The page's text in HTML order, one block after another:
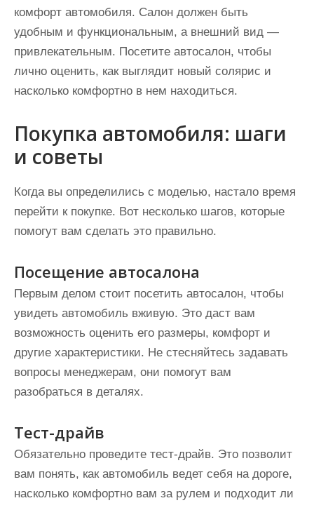
комфорт автомобиля. Салон должен быть
удобным и функциональным, а внешний вид —
привлекательным. Посетите автосалон, чтобы
лично оценить, как выглядит новый солярис и
насколько комфортно в нем находиться.
Покупка автомобиля: шаги
и советы
Когда вы определились с моделью, настало время
перейти к покупке. Вот несколько шагов, которые
помогут вам сделать это правильно.
Посещение автосалона
Первым делом стоит посетить автосалон, чтобы
увидеть автомобиль вживую. Это даст вам
возможность оценить его размеры, комфорт и
другие характеристики. Не стесняйтесь задавать
вопросы менеджерам, они помогут вам
разобраться в деталях.
Тест-драйв
Обязательно проведите тест-драйв. Это позволит
вам понять, как автомобиль ведет себя на дороге,
насколько комфортно вам за рулем и подходит ли